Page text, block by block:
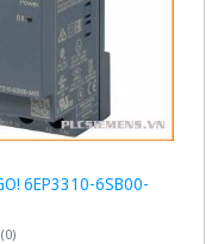
6EP3310-6SB00-
(0)